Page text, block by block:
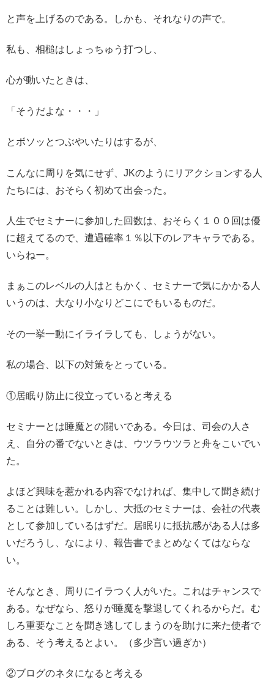
と声を上げるのである。しかも、それなりの声で。
私も、相槌はしょっちゅう打つし、
心が動いたときは、
「そうだよな・・・」
とボソッとつぶやいたりはするが、
こんなに周りを気にせず、JKのようにリアクションする人
たちには、おそらく初めて出会った。
人生でセミナーに参加した回数は、おそらく１００回は優
に超えてるので、遭遇確率１％以下のレアキャラである。
いらねー。
まぁこのレベルの人はともかく、セミナーで気にかかる人
いうのは、大なり小なりどこにでもいるものだ。
その一挙一動にイライラしても、しょうがない。
私の場合、以下の対策をとっている。
①居眠り防止に役立っていると考える
セミナーとは睡魔との闘いである。今日は、司会の人さ
え、自分の番でないときは、ウツラウツラと舟をこいでい
た。
よほど興味を惹かれる内容でなければ、集中して聞き続け
ることは難しい。しかし、大抵のセミナーは、会社の代表
として参加しているはずだ。居眠りに抵抗感がある人は多
いだろうし、なにより、報告書でまとめなくてはならな
い。
そんなとき、周りにイラつく人がいた。これはチャンスで
ある。なぜなら、怒りが睡魔を撃退してくれるからだ。む
しろ重要なことを聞き逃してしまうのを助けに来た使者で
ある、そう考えるとよい。（多少言い過ぎか）
②ブログのネタになると考える